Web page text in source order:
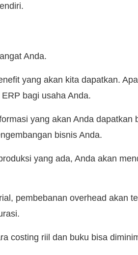
Anda.
yang akan kita dapatkan.
bagi usaha Anda.
yang akan Anda dapatkan
bisnis Anda.
yang ada, Anda akan
pembebanan overhead akan
costing riil dan buku bisa